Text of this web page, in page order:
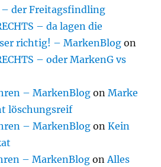
– der Freitagsfindling
– da lagen die
richtig! – MarkenBlog on
– oder MarkenG vs
– MarkenBlog onMarke
löschungsreif
– MarkenBlog onKein
– MarkenBlog onAlles